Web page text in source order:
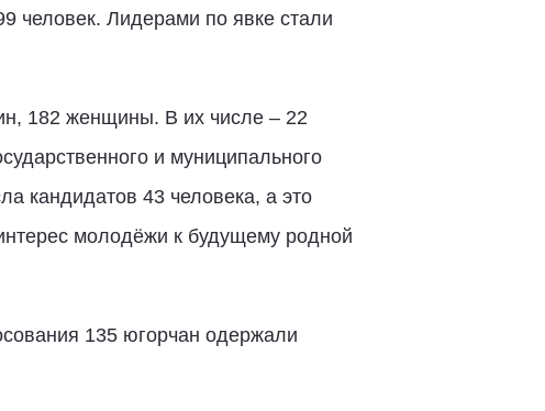
человек. Лидерами по явке стали
182 женщины. В их числе – 22
и муниципального
кандидатов 43 человека, а это
молодёжи к будущему родной
135 югорчан одержали